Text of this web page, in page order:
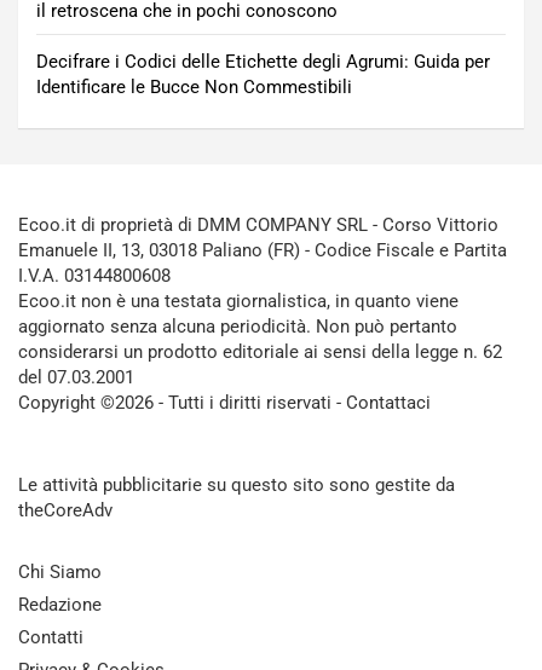
il retroscena che in pochi conoscono
Decifrare i Codici delle Etichette degli Agrumi: Guida per
Identificare le Bucce Non Commestibili
Ecoo.it di proprietà di DMM COMPANY SRL - Corso Vittorio
Emanuele II, 13, 03018 Paliano (FR) - Codice Fiscale e Partita
I.V.A. 03144800608
Ecoo.it non è una testata giornalistica, in quanto viene
aggiornato senza alcuna periodicità. Non può pertanto
considerarsi un prodotto editoriale ai sensi della legge n. 62
del 07.03.2001
Copyright ©2026 - Tutti i diritti riservati - Contattaci
Le attività pubblicitarie su questo sito sono gestite da
theCoreAdv
Chi Siamo
Redazione
Contatti